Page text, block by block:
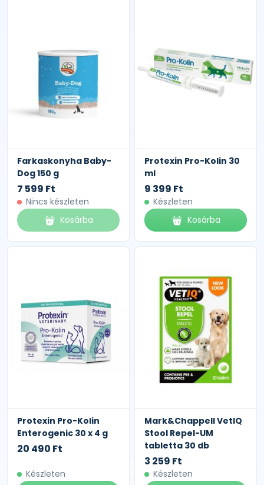
Farkaskonyha Baby-
Dog 150 g
7 599 Ft
Nincs készleten
Kosárba
Protexin Pro-Kolin 30
ml
9 399 Ft
Készleten
Kosárba
Protexin Pro-Kolin
Enterogenic 30 x 4 g
20 490 Ft
Készleten
Mark&Chappell VetIQ
Stool Repel-UM
tabletta 30 db
3 259 Ft
Készleten